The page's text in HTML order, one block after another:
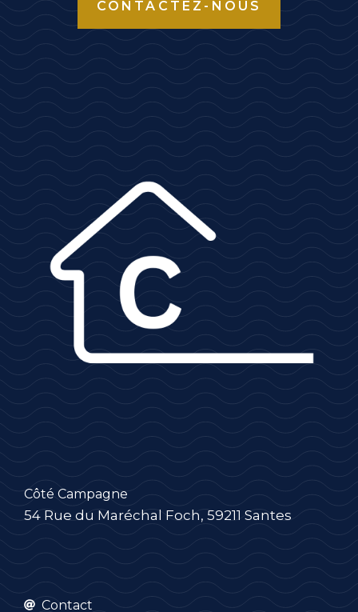
CONTACTEZ-NOUS
Côté Campagne
54 Rue du Maréchal Foch, 59211 Santes
Contact